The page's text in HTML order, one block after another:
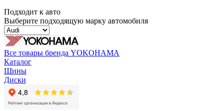
Подходит к авто
Выберите подходящую марку автомобиля
Все товары бренда YOKOHAMA
Каталог
Шины
Диски